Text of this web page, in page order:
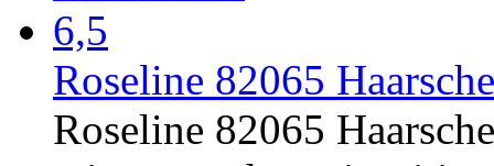
Roseline 82065
Roseline 82065